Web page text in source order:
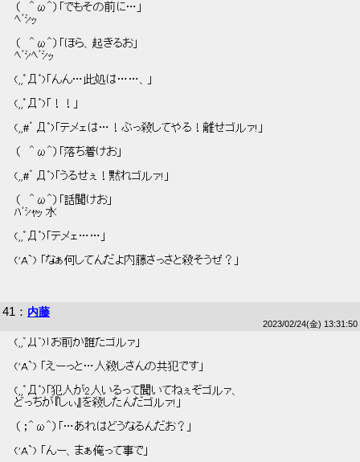
（   ＾ω＾）「でもその前に…」
ﾍﾞｼｯ
（   ＾ω＾）「ほら、起きるお」
ﾍﾞｼﾍﾞｼｯ
(,,ﾟДﾟ)「んん…此処は……、」
(,,ﾟДﾟ)「！！」
(,,#゜Дﾟ)「テメェは…！ぶっ殺してやる！離せゴルァ!」
（   ＾ω＾）「落ち着けお」
(,,#゜Дﾟ)「うるせぇ！黙れゴルァ!」
（   ＾ω＾）「話聞けお」
ﾊﾞｼｬｯ 水
(,,ﾟДﾟ)「テメェ……」
('A`) 「なぁ何してんだよ内藤さっさと殺そうぜ？」
41 ： 内藤
2023/02/24(金) 13:31:50
(,,ﾟДﾟ)「お前が誰だゴルァ」
('A`) 「えーっと…人殺しさんの共犯です」
(,,ﾟДﾟ)「犯人が2人いるって聞いてねぇぞゴルァ、
どっちが『しぃ』を殺したんだゴルァ!」
（ ；＾ω＾）「…あれはどうなるんだお？」
('A`) 「んー、まぁ俺って事で」